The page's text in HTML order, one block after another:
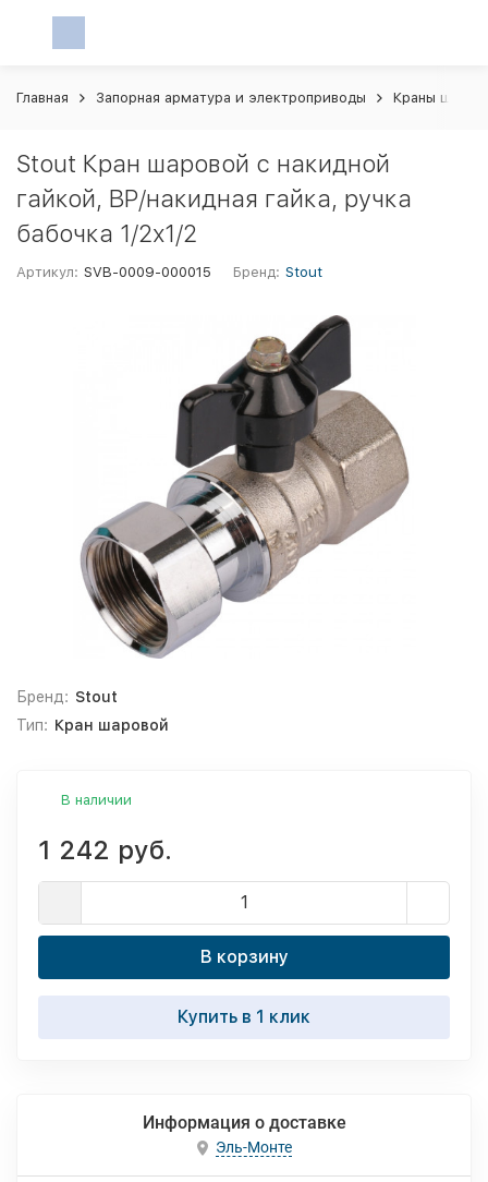
Главная Запорная арматура и электроприводы Краны
Stout Кран шаровой с накидной
гайкой, ВР/накидная гайка, ручка
бабочка 1/2х1/2
Артикул: SVB-0009-000015 Бренд: Stout
Бренд: Stout
Тип: Кран шаровой
В наличии
1 242 руб.
В корзину
Купить в 1 клик
Информация о доставке
Эль-Монте